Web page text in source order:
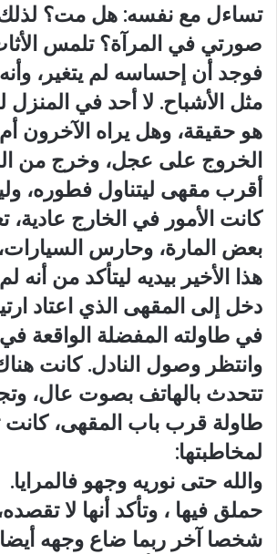
تساءل مع نفسه: هل مت؟ لذلك
صورتي في المرآة؟ تلمس
فوجد أن إحساسه لم يتغير،
مثل الأشباح. لا أحد في المنزل
هو حقيقة، وهل يراه الآخرون
الخروج على عجل، وخرج من
أقرب مقهى ليتناول فطوره،
كانت الأمور في الخارج عادية،
بعض المارة، وحارس
هذا الأخير بيديه ليتأكد من أنه
دخل إلى المقهى الذي اعتاد
في طاولته المفضلة الواقعة
وانتظر وصول النادل. كانت
تتحدث بالهاتف بصوت عال،
طاولة قرب باب المقهى، كانت
لمخاطبتها:
والله حتى نوريه وجهو فالمرايا.
حملق فيها ، وتأكد أنها لا
شخصا آخر ربما ضاع وجهه